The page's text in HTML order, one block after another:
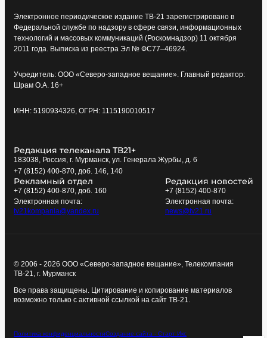
Электронное периодическое издание ТВ-21 зарегистрировано в
Федеральной службе по надзору в сфере связи, информационных
технологий и массовых коммуникаций (Роскомнадзор) 11 октября
2011 года. Выписка из реестра Эл № ФС77–46924.
Учредитель: ООО «Северо-западное вещание». Главный редактор:
Шрам О.А. 16+
ИНН: 5190934326, ОГРН: 1115190010517
Редакция телеканала ТВ21+
183038, Россия, г. Мурманск, ул. Генерала Журбы, д. 6
+7 (8152) 400-870, доб. 146, 140
Рекламный отдел
+7 (8152) 400-870, доб. 160
Электронная почта:
tv21kompania@yandex.ru
Редакция новостей
+7 (8152) 400-870
Электронная почта:
news@tv21.ru
© 2006 - 2026 ООО «Северо-западное вещание», Телекомпания
ТВ-21, г. Мурманск
Все права защищены. Цитирование и копирование материалов
возможно только с активной ссылкой на сайт ТВ-21.
Политика конфиденциальностиСоздание сайта - Старт Икс